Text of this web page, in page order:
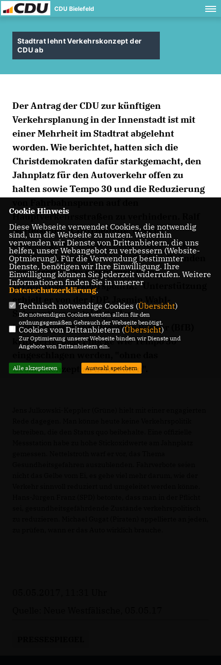
CDU Bielefeld
Stadtrat lehnt Verkehrskonzept der
CDU ab
Der Antrag der CDU zur künftigen
Verkehrsplanung in der Innenstadt ist mit
einer Mehrheit im Stadtrat abgelehnt
worden. Wie berichtet, hatten sich die
Christdemokraten dafür starkgemacht, den
Jahnplatz für den Autoverkehr offen zu
halten sowie Tempo 30 und die Reduzierung
Hauptverkehrsstraßen zu verhindern. Ralf
Nettelstroth (CDU) betonte, dass er
überzeugt sei, dass die Ratskoalition einen
Straßenrückbau aus ideologischen Gründen
vorantreibe. "So macht man keine
vernünftige Verkehrspolitik." Unterstützung
erhielt er von der FDP. Jasmin Wahl-
Schwentker verteidigte den
Individualverkehr. Dorothea Becker (BfB)
kritisierte, dass Pflöcke wie Tempo 30
Gesamtkonzept zu betrachten".
Cookie Hinweis
Diese Webseite verwendet Cookies, die notwendig
sind, um die Webseite zu nutzen. Weiterhin
verwenden wir Dienste von Drittanbietern, die uns
helfen, unser Webangebot zu verbessern (Website-
Optmierung). Für die Verwendung bestimmter
Dienste, benötigen wir Ihre Einwilligung. Ihre
Einwilligung können Sie jederzeit widerrufen. Weitere
Informationen finden Sie in unserer
Datenschutzerklärung.
Technisch notwendige Cookies (Übersicht)
Die notwendigen Cookies werden allein für den
ordnungsgemäßen Gebrauch der Webseite benötigt.
Cookies von Drittanbietern (Übersicht)
Zur Optimierung unserer Webseite binden wir Dienste und
Angebote von Drittanbietern ein.
Alle akzeptieren Auswahl speichern